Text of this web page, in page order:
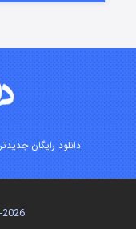
دانلود رایگان
©